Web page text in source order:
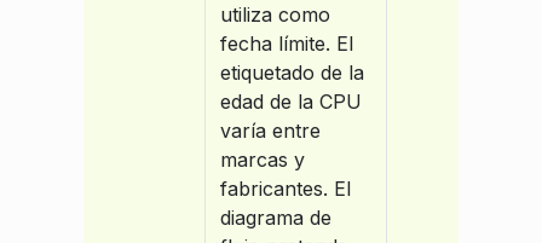
utiliza como
fecha límite. El
etiquetado de la
edad de la CPU
varía entre
marcas y
fabricantes. El
diagrama de